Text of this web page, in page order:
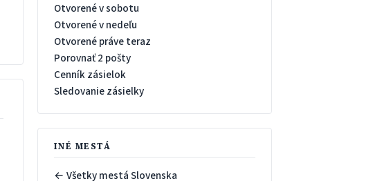
Otvorené v sobotu
Otvorené v nedeľu
Otvorené práve teraz
Porovnať 2 pošty
Cenník zásielok
Sledovanie zásielky
INÉ MESTÁ
← Všetky mestá Slovenska